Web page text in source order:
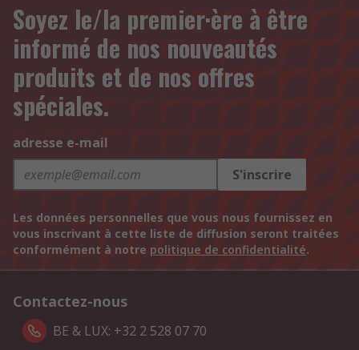
Soyez le/la premier·ère à être
informé de nos nouveautés
produits et de nos offres
spéciales.
adresse e-mail
S'inscrire
Les données personnelles que vous nous fournissez en
vous inscrivant à cette liste de diffusion seront traitées
conformément à notre politique de confidentialité.
Contactez-nous
BE & LUX: +32 2 528 07 70